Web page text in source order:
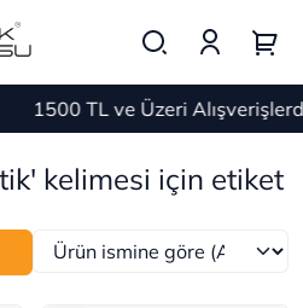
1500 TL ve Üzeri
kelimesi için etiket